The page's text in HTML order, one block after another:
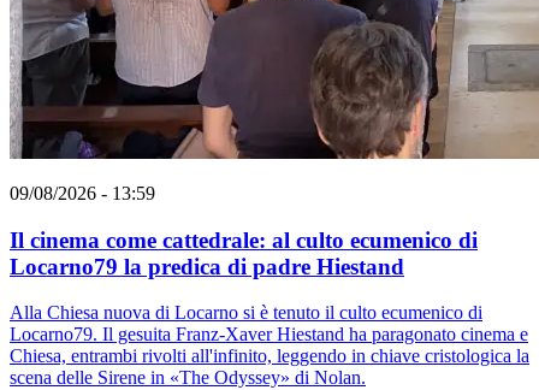
09/08/2026 - 13:59
Il cinema come cattedrale: al culto ecumenico di
Locarno79 la predica di padre Hiestand
Alla Chiesa nuova di Locarno si è tenuto il culto ecumenico di
Locarno79. Il gesuita Franz-Xaver Hiestand ha paragonato cinema e
Chiesa, entrambi rivolti all'infinito, leggendo in chiave cristologica la
scena delle Sirene in «The Odyssey» di Nolan.